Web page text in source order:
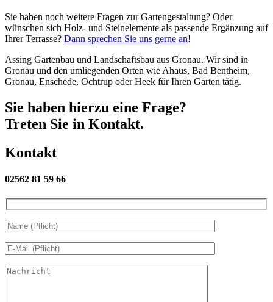
Sie haben noch weitere Fragen zur Gartengestaltung? Oder
wünschen sich Holz- und Steinelemente als passende Ergänzung auf
Ihrer Terrasse? Dann sprechen Sie uns gerne an!
Assing Gartenbau und Landschaftsbau aus Gronau. Wir sind in
Gronau und den umliegenden Orten wie Ahaus, Bad Bentheim,
Gronau, Enschede, Ochtrup oder Heek für Ihren Garten tätig.
Sie haben hierzu eine Frage?
Treten Sie in Kontakt.
Kontakt
02562 81 59 66